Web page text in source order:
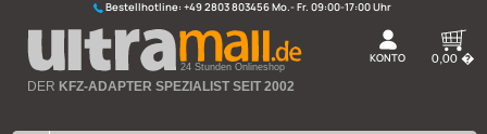
Bestellhotline:+49 2803 803456
24 Stunden Onlineshop